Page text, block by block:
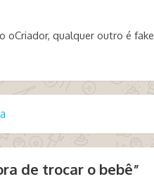
oCriador, qualquer outro é fake
de trocar o bebê”